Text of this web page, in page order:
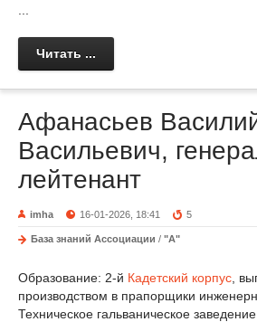
Читать ...
Афанасьев
Васильевич,
лейтенант
imha 16-01-2026, 18:41 5
База знаний Ассоциации / "А"
Образование: 2-й Кадетский корпус ,
производством в прапорщики
Техническое гальваническое